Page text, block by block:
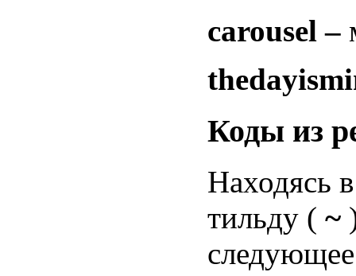
carousel –
Коды из
Находясь
тильду ( ~